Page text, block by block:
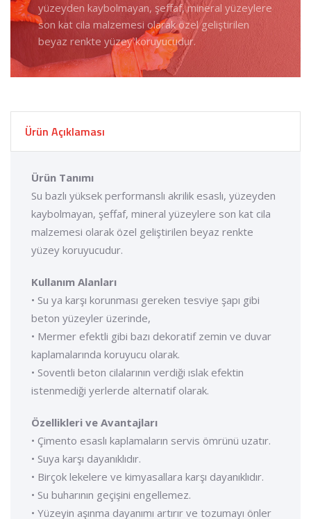
yüzeyden kaybolmayan, şeffaf, mineral yüzeylere
son kat cila malzemesi olarak özel geliştirilen
beyaz renkte yüzey koruyucudur.
Ürün Açıklaması
Ürün Tanımı
Su bazlı yüksek performanslı akrilik esaslı, yüzeyden
kaybolmayan, şeffaf, mineral yüzeylere son kat cila
malzemesi olarak özel geliştirilen beyaz renkte
yüzey koruyucudur.
Kullanım Alanları
• Su ya karşı korunması gereken tesviye şapı gibi
beton yüzeyler üzerinde,
• Mermer efektli gibi bazı dekoratif zemin ve duvar
kaplamalarında koruyucu olarak.
• Soventli beton cilalarının verdiği ıslak efektin
istenmediği yerlerde alternatif olarak.
Özellikleri ve Avantajları
• Çimento esaslı kaplamaların servis ömrünü uzatır.
• Suya karşı dayanıklıdır.
• Birçok lekelere ve kimyasallara karşı dayanıklıdır.
• Su buharının geçişini engellemez.
• Yüzeyin aşınma dayanımı artırır ve tozumayı önler